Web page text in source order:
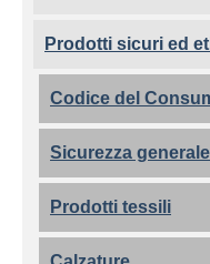
Prodotti sicuri ed
Codice del
Sicurezza
Prodotti tessili